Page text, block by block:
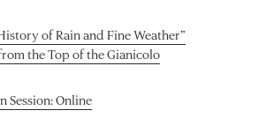
of Rain and Fine Weather”
the Top of the Gianicolo
Session: Online